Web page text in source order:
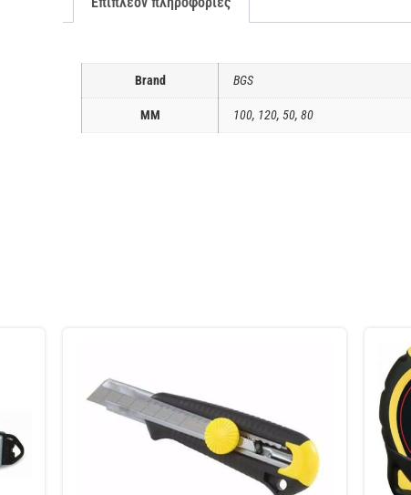
Brand BGS
ΜΜ 100, 120, 50, 80